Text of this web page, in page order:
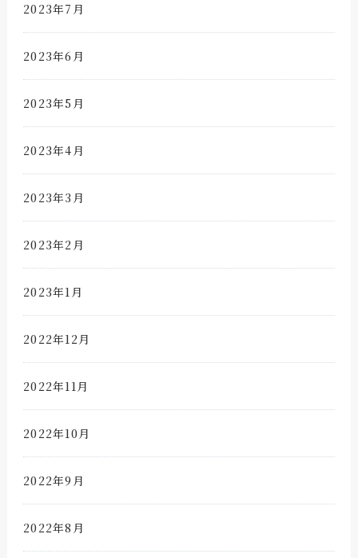
2023年7月
2023年6月
2023年5月
2023年4月
2023年3月
2023年2月
2023年1月
2022年12月
2022年11月
2022年10月
2022年9月
2022年8月